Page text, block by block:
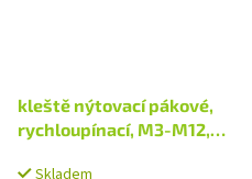
kleště nýtovací pákové,
rychloupínací, M3-M12,
Skladem